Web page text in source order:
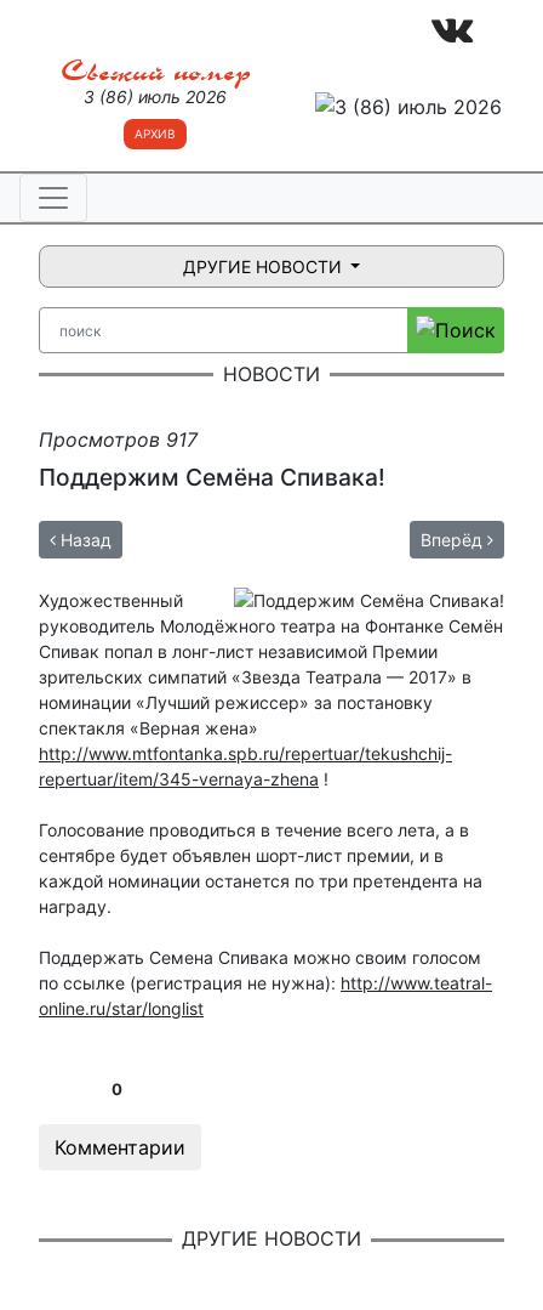
Свежий номер
3 (86) июль 2026
АРХИВ
ДРУГИЕ НОВОСТИ
НОВОСТИ
Просмотров 917
Поддержим Семёна Спивака!
Назад Вперёд
Художественный
руководитель Молодёжного театра на Фонтанке Семён
Спивак попал в лонг-лист независимой Премии
зрительских симпатий «Звезда Театрала — 2017» в
номинации «Лучший режиссер» за постановку
спектакля «Верная жена»
http://www.mtfontanka.spb.ru/repertuar/tekushchij-
repertuar/item/345-vernaya-zhena !
Голосование проводиться в течение всего лета, а в
сентябре будет объявлен шорт-лист премии, и в
каждой номинации останется по три претендента на
награду.
Поддержать Семена Спивака можно своим голосом
по ссылке (регистрация не нужна): http://www.teatral-
online.ru/star/longlist
0
Комментарии
ДРУГИЕ НОВОСТИ